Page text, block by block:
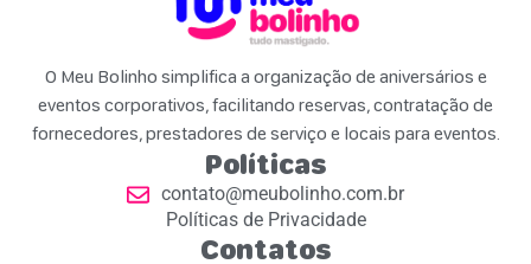
O Meu Bolinho simplifica a organização de aniversários e
eventos corporativos, facilitando reservas, contratação de
fornecedores, prestadores de serviço e locais para eventos.
Políticas
contato@meubolinho.com.br
Políticas de Privacidade
Contatos